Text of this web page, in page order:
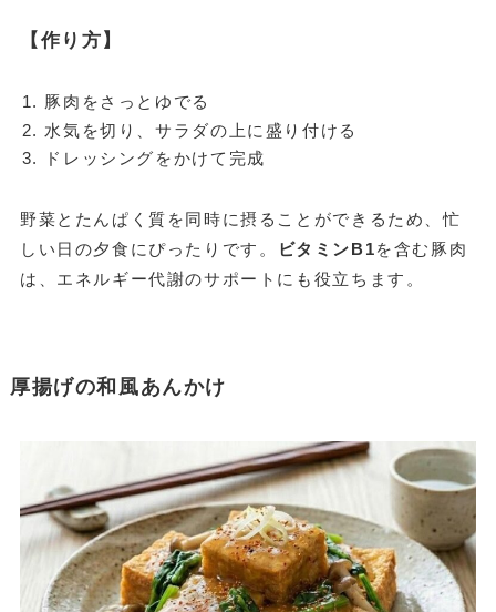
【作り方】
豚肉をさっとゆでる
水気を切り、サラダの上に盛り付ける
ドレッシングをかけて完成
野菜とたんぱく質を同時に摂ることができるため、忙
しい日の夕食にぴったりです。
ビタミンB1を含む豚肉
は、エネルギー代謝のサポートにも役立ちます。
厚揚げの和風あんかけ